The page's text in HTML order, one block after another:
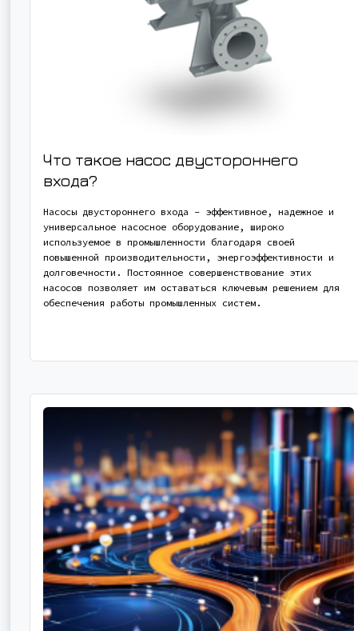
Что такое насос двустороннего
входа?
Насосы двустороннего входа - эффективное, надежное и
универсальное насосное оборудование, широко
используемое в промышленности благодаря своей
повышенной производительности, энергоэффективности и
долговечности. Постоянное совершенствование этих
насосов позволяет им оставаться ключевым решением для
обеспечения работы промышленных систем.